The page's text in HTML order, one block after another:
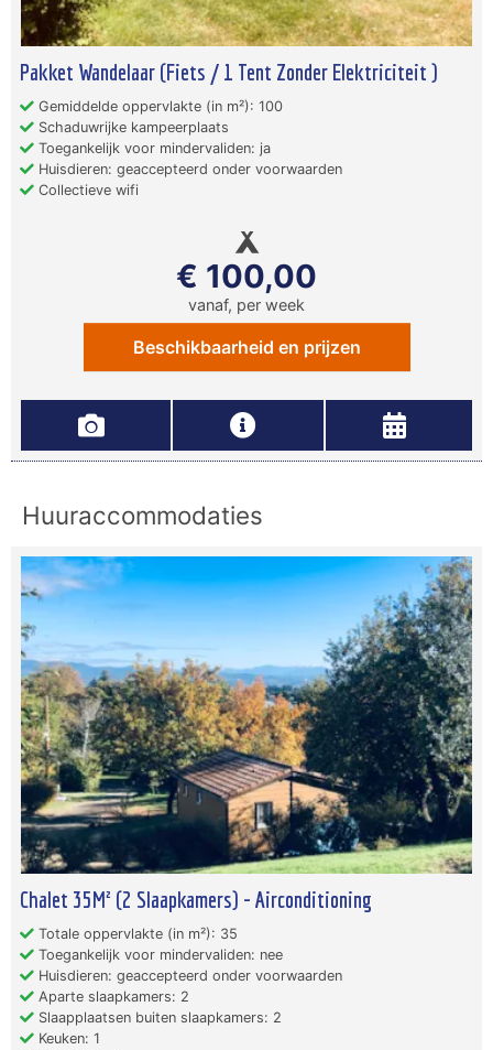
Pakket Wandelaar (Fiets / 1 Tent Zonder Elektriciteit )
Gemiddelde oppervlakte (in m²): 100
Schaduwrijke kampeerplaats
Toegankelijk voor mindervaliden: ja
Huisdieren: geaccepteerd onder voorwaarden
Collectieve wifi
€ 100,00
vanaf, per week
Beschikbaarheid en prijzen
Huuraccommodaties
Chalet 35M² (2 Slaapkamers) - Airconditioning
Totale oppervlakte (in m²): 35
Toegankelijk voor mindervaliden: nee
Huisdieren: geaccepteerd onder voorwaarden
Aparte slaapkamers: 2
Slaapplaatsen buiten slaapkamers: 2
Keuken: 1